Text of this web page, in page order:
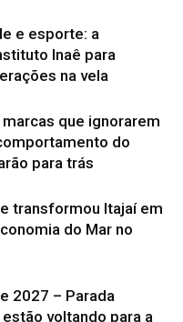
e esporte: a
Inaê para
na vela
que ignorarem
do
para trás
transformou Itajaí em
do Mar no
2027 – Parada
voltando para a